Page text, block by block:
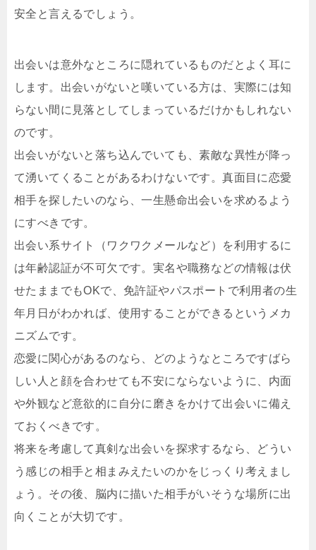
安全と言えるでしょう。
出会いは意外なところに隠れているものだとよく耳に
します。出会いがないと嘆いている方は、実際には知
らない間に見落としてしまっているだけかもしれない
のです。
出会いがないと落ち込んでいても、素敵な異性が降っ
て湧いてくることがあるわけないです。真面目に恋愛
相手を探したいのなら、一生懸命出会いを求めるよう
にすべきです。
出会い系サイト（ワクワクメールなど）を利用するに
は年齢認証が不可欠です。実名や職務などの情報は伏
せたままでもOKで、免許証やパスポートで利用者の生
年月日がわかれば、使用することができるというメカ
ニズムです。
恋愛に関心があるのなら、どのようなところですばら
しい人と顔を合わせても不安にならないように、内面
や外観など意欲的に自分に磨きをかけて出会いに備え
ておくべきです。
将来を考慮して真剣な出会いを探求するなら、どうい
う感じの相手と相まみえたいのかをじっくり考えまし
ょう。その後、脳内に描いた相手がいそうな場所に出
向くことが大切です。